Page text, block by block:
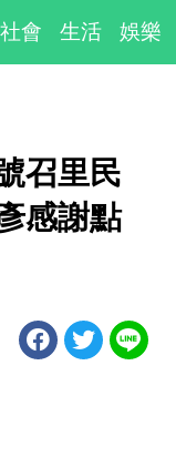
社會 生活 娛樂
召里民
感謝點